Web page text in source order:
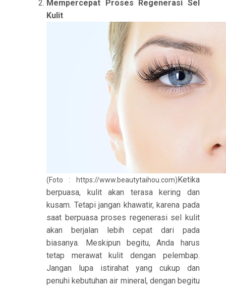
Mempercepat Proses Regenerasi Sel
Kulit
(Foto : https://www.beautytaihou.com)Ketika
berpuasa, kulit akan terasa kering dan
kusam. Tetapi jangan khawatir, karena pada
saat berpuasa proses regenerasi sel kulit
akan berjalan lebih cepat dari pada
biasanya. Meskipun begitu, Anda harus
tetap merawat kulit dengan pelembap.
Jangan lupa istirahat yang cukup dan
penuhi kebutuhan air mineral, dengan begitu